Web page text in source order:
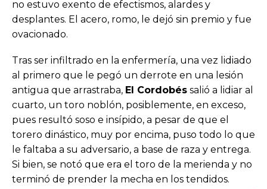
no estuvo exento de efectismos, alardes y
desplantes. El acero, romo, le dejó sin premio y fue
ovacionado.
Tras ser infiltrado en la enfermería, una vez lidiado
al primero que le pegó un derrote en una lesión
antigua que arrastraba, El Cordobés salió a lidiar al
cuarto, un toro noblón, posiblemente, en exceso,
pues resultó soso e insípido, a pesar de que el
torero dinástico, muy por encima, puso todo lo que
le faltaba a su adversario, a base de raza y entrega.
Si bien, se notó que era el toro de la merienda y no
terminó de prender la mecha en los tendidos.